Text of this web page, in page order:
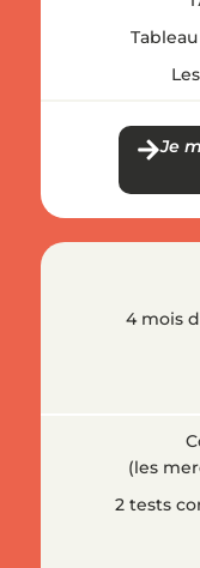
Je
4 mois
(les
2 tests